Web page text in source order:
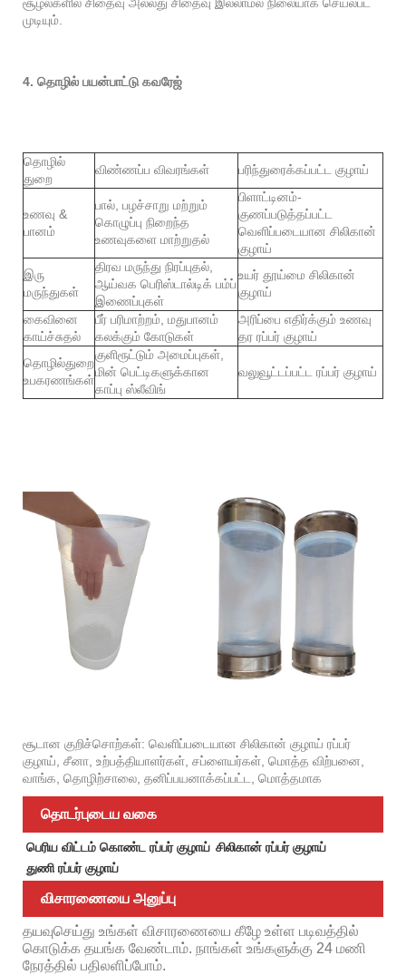
முடியும்.
4. தொழில் பயன்பாட்டு கவரேஜ்
தொழில்
துறை
விண்ணப்ப விவரங்கள் பரிந்துரைக்கப்பட்ட குழாய்
உணவு &
பானம்
பால், பழச்சாறு மற்றும்
கொழுப்பு நிறைந்த
உணவுகளை மாற்றுதல்
பிளாட்டினம்-
குணப்படுத்தப்பட்ட
வெளிப்படையான சிலிகான்
குழாய்
இரு
மருந்துகள்
திரவ மருந்து நிரப்புதல்,
ஆய்வக பெரிஸ்டால்டிக் பம்ப்
இணைப்புகள்
உயர் தூய்மை சிலிகான்
குழாய்
கைவினை
காய்ச்சுதல்
பீர் பரிமாற்றம், மதுபானம்
கலக்கும் கோடுகள்
அரிப்பை எதிர்க்கும் உணவு
தர ரப்பர் குழாய்
தொழில்துறை
உபகரணங்கள்
குளிரூட்டும் அமைப்புகள்,
மின் பெட்டிகளுக்கான
காப்பு ஸ்லீவிங்
வலுவூட்டப்பட்ட ரப்பர் குழாய்
சூடான குறிச்சொற்கள்: வெளிப்படையான சிலிகான் குழாய் ரப்பர்
குழாய், சீனா, உற்பத்தியாளர்கள், சப்ளையர்கள், மொத்த விற்பனை,
வாங்க, தொழிற்சாலை, தனிப்பயனாக்கப்பட்ட, மொத்தமாக
தொடர்புடைய வகை
பெரிய விட்டம் கொண்ட ரப்பர் குழாய் சிலிகான் ரப்பர் குழாய்
துணி ரப்பர் குழாய்
விசாரணையை அனுப்பு
தயவுசெய்து உங்கள் விசாரணையை கீழே உள்ள படிவத்தில்
கொடுக்க தயங்க வேண்டாம். நாங்கள் உங்களுக்கு 24 மணி
நேரத்தில் பதிலளிப்போம்.